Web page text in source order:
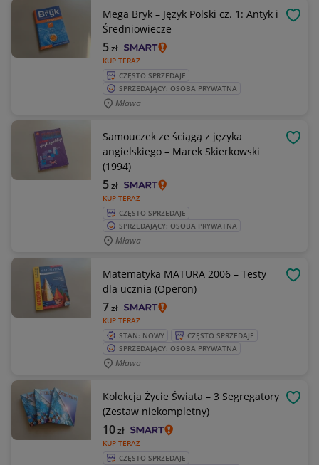
Mega Bryk – Język Polski cz. 1: Antyk i
Średniowiecze
KUP TERAZ
5zł
CZĘSTO SPRZEDAJE
SPRZEDAJĄCY: OSOBA PRYWATNA
Mława
Samouczek ze ściągą z języka
angielskiego – Marek Skierkowski
(1994)
KUP TERAZ
5zł
CZĘSTO SPRZEDAJE
SPRZEDAJĄCY: OSOBA PRYWATNA
Mława
Matematyka MATURA 2006 – Testy
dla ucznia (Operon)
KUP TERAZ
7zł
STAN: NOWY
CZĘSTO SPRZEDAJE
SPRZEDAJĄCY: OSOBA PRYWATNA
Mława
Kolekcja Życie Świata – 3 Segregatory
(Zestaw niekompletny)
KUP TERAZ
10zł
CZĘSTO SPRZEDAJE